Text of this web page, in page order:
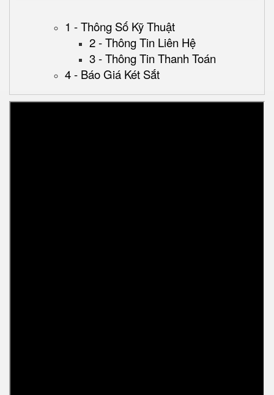
1 - Thông Số Kỹ Thuật
2 - Thông Tin Liên Hệ
3 - Thông Tin Thanh Toán
4 - Báo Giá Két Sắt